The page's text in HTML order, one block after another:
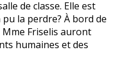
de classe. Elle est
la perdre? À bord de
Friselis auront
humaines et des